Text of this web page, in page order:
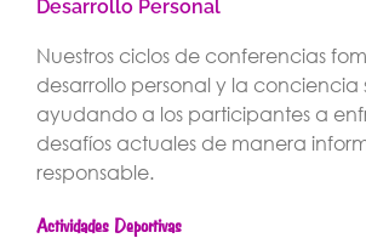
Desarrollo Personal
Nuestros ciclos de conferencias
desarrollo personal y la conciencia
ayudando a los participantes a
desafíos actuales de manera
responsable.
Actividades Deportivas